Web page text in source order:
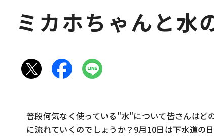
ミカホちゃんと水
普段何気なく使っている"水"について皆さんはど
に流れていくのでしょうか？9月10日は下水道の